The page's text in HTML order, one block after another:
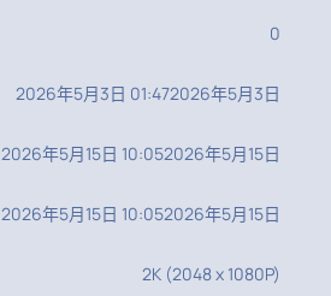
0
2026年5月3日 01:472026年5月3日
2026年5月15日 10:052026年5月15日
2026年5月15日 10:052026年5月15日
2K (2048 x 1080P)